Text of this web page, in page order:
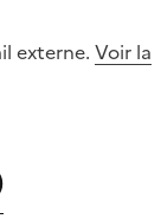
externe. Voir la